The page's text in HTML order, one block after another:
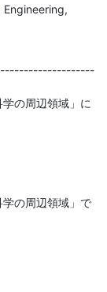
の周辺領域」に
の周辺領域」で